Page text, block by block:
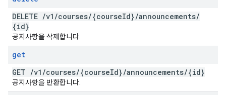
DELETE /v1 /courses/{courseId}/announcements/
{id}
공지사항을 삭제합니다.
get
GET /v1 /courses/{courseId}/announcements/{id}
공지사항을 반환합니다.